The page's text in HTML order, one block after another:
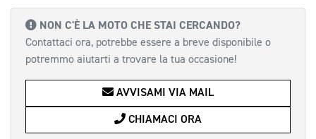
NON C'È LA MOTO CHE STAI CERCANDO?
Contattaci ora, potrebbe essere a breve disponibile o
potremmo aiutarti a trovare la tua occasione!
AVVISAMI VIA MAIL
CHIAMACI ORA